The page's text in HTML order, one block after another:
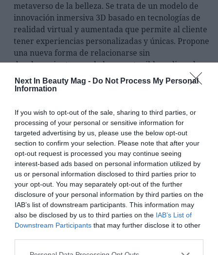
Next In Beauty Mag - Do Not Process My Personal
Information
If you wish to opt-out of the sale, sharing to third parties, or
processing of your personal or sensitive information for
targeted advertising by us, please use the below opt-out
section to confirm your selection. Please note that after your
opt-out request is processed you may continue seeing
interest-based ads based on personal information utilized by
us or personal information disclosed to third parties prior to
your opt-out. You may separately opt-out of the further
disclosure of your personal information by third parties on the
IAB’s list of downstream participants. This information may
also be disclosed by us to third parties on the IAB’s List of
Downstream Participants that may further disclose it to other
metaverso de la belleza. Se trata de un modelo de
innovación inmersiva 3D basado en tecnologías de
realidad virtual y aumentada que permite al cliente
tener experiencias personalizadas y únicas. Propone
una nueva forma de relacionarse sin
desplazamientos que la hace sostenible y alineada
con las estrategias que propone la UE a través de los
fondos Next Generation. Esta iniciativa permite hasta
reunirse y poseer stands permanentes de promoción
de productos.
MODIFACE: Gracias a la IA y a la realidad virtual
puedes probar el maquillaje antes de comprarlo.
Modiface ofrece un servicio de prueba virtual de
maquillaje, coloración de cabello, de uñas y hasta un
diagnóstico de la piel. Las marcas retailers de belleza
pueden ofrecer experiencias de compra de
productos de belleza memorables, reduciendo los
costes, a la vez que reducen el impacto en el medio
ambiente. De esta manera, se podría eliminar los